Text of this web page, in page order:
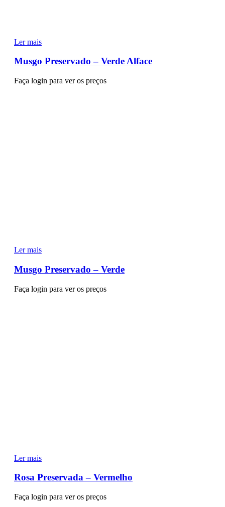
Ler mais
Musgo Preservado – Verde Alface
Faça login para ver os preços
Ler mais
Musgo Preservado – Verde
Faça login para ver os preços
Ler mais
Rosa Preservada – Vermelho
Faça login para ver os preços